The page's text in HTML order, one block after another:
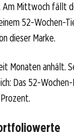
Mittwoch fällt
52-Wochen-
dieser Marke.
Monaten anhält.
Das 52-Wochen-